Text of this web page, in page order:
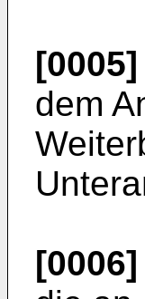
[0005]
dem
[0006]